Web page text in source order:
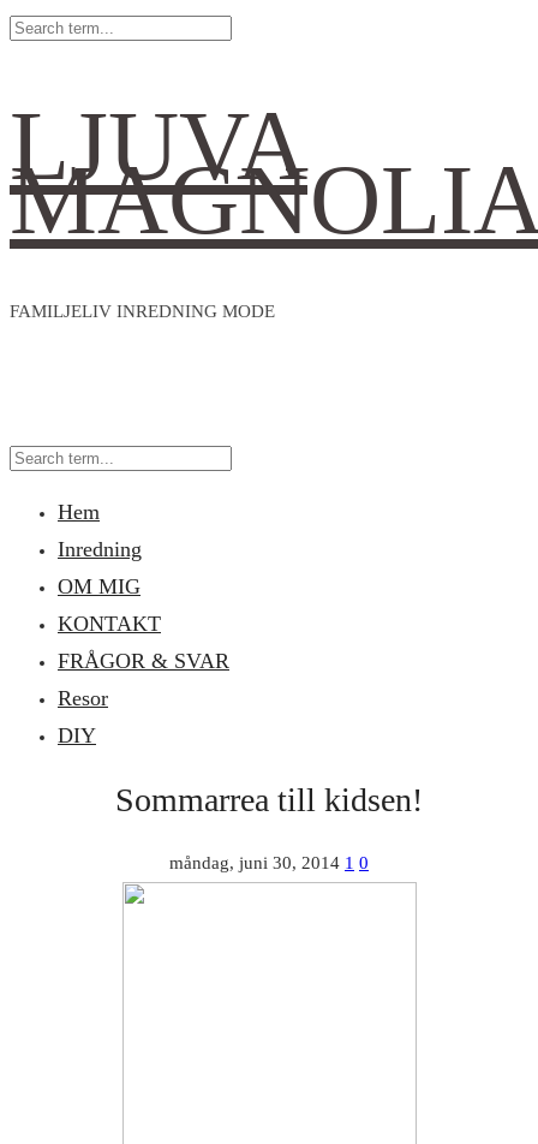
LJUVA
FAMILJELIV INREDNING MODE
Hem
Inredning
OM MIG
KONTAKT
FRÅGOR & SVAR
Resor
DIY
Sommarrea till kidsen!
måndag, juni 30, 2014 1 0